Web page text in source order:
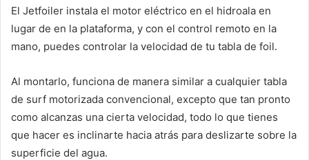
El Jetfoiler instala el motor eléctrico en el hidroala en
lugar de en la plataforma, y con el control remoto en la
mano, puedes controlar la velocidad de tu tabla de foil.
Al montarlo, funciona de manera similar a cualquier tabla
de surf motorizada convencional, excepto que tan pronto
como alcanzas una cierta velocidad, todo lo que tienes
que hacer es inclinarte hacia atrás para deslizarte sobre la
superficie del agua.